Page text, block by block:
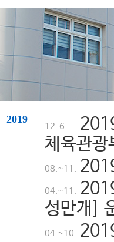
2019
12. 6.
체육관광
08.~11.
04.~11.
성만개]
04.~10.